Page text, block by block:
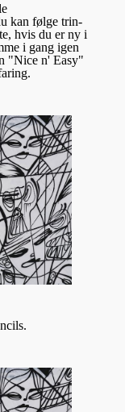
kan følge trin-
hvis du er ny i
i gang igen
"Nice n' Easy"